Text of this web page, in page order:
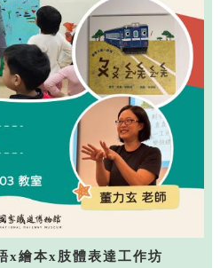
繪本x肢體表達工作坊